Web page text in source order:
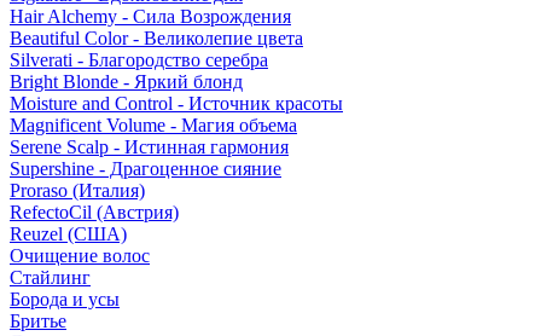
Hair Alchemy - Сила Возрождения
Beautiful Color - Великолепие цвета
Silverati - Благородство серебра
Bright Blonde - Яркий блонд
Moisture and Control - Источник красоты
Magnificent Volume - Магия объема
Serene Scalp - Истинная гармония
Supershine - Драгоценное сияние
Proraso (Италия)
RefectoCil (Австрия)
Reuzel (США)
Очищение волос
Стайлинг
Борода и усы
Бритье